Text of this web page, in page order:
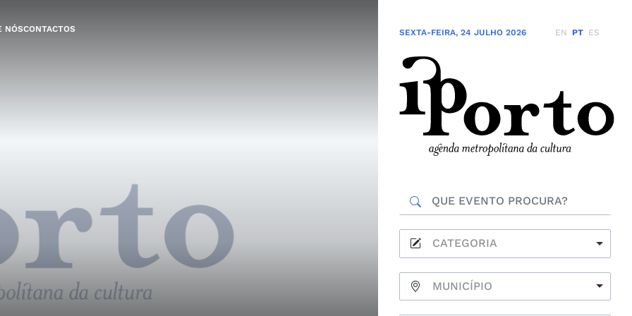
NÓSCONTACTOS SEXTA-FEIRA, 24 JULHO 2026 EN PT ES
CATEGORIA
MUNICÍPIO